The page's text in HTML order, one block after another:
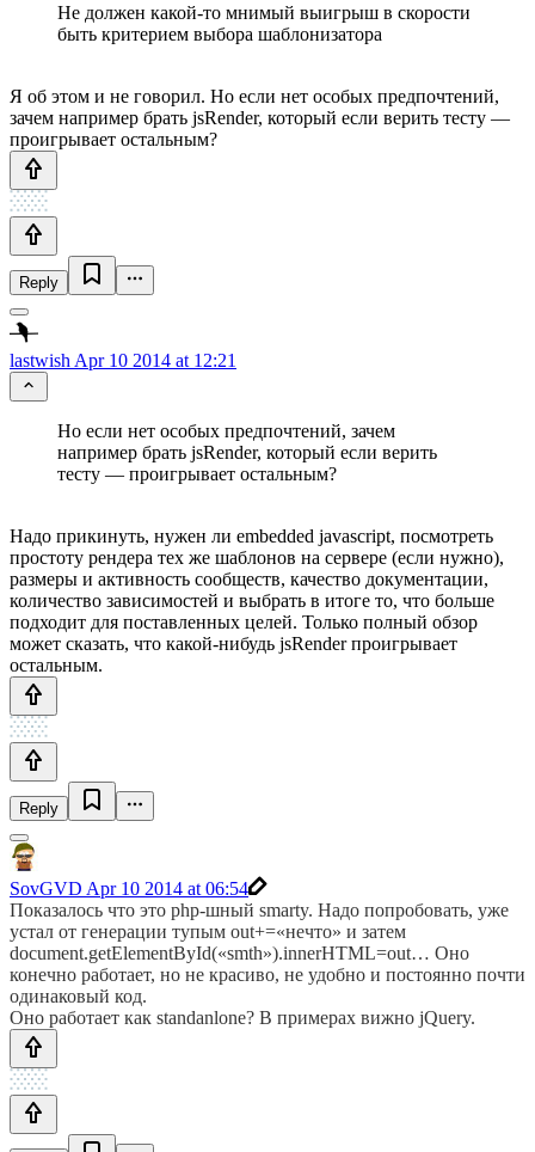
Не должен какой-то мнимый выигрыш в скорости
быть критерием выбора шаблонизатора
Я об этом и не говорил. Но если нет особых предпочтений,
зачем например брать jsRender, который если верить тесту —
проигрывает остальным?
Reply
lastwish Apr 10 2014 at 12:21
Но если нет особых предпочтений, зачем
например брать jsRender, который если верить
тесту — проигрывает остальным?
Надо прикинуть, нужен ли embedded javascript, посмотреть
простоту рендера тех же шаблонов на сервере (если нужно),
размеры и активность сообществ, качество документации,
количество зависимостей и выбрать в итоге то, что больше
подходит для поставленных целей. Только полный обзор
может сказать, что какой-нибудь jsRender проигрывает
остальным.
Reply
SovGVD Apr 10 2014 at 06:54
Показалось что это php-шный smarty. Надо попробовать, уже
устал от генерации тупым out+=«нечто» и затем
document.getElementById(«smth»).innerHTML=out… Оно
конечно работает, но не красиво, не удобно и постоянно почти
одинаковый код.
Оно работает как standanlone? В примерах вижно jQuery.